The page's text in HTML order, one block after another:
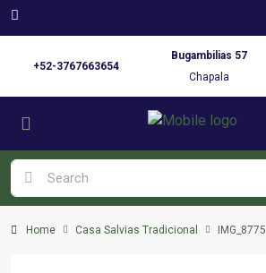
+52-3767663654
Bugambilias 57
Chapala
Home Casa Salvias Tradicional IMG_8775